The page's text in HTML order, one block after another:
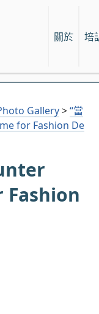
關於 培
Gallery>“當
for Fashion De
Fashion